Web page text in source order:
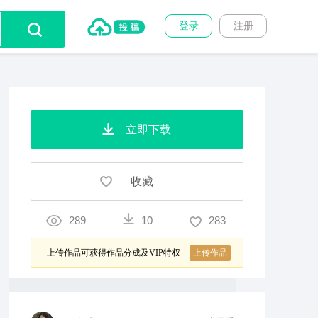
注册
登录
立即下载
收藏
289 10 283
上传作品可获得作品分成及VIP特权 上传作品